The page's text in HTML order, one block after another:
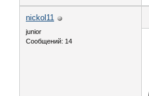
nickol11
junior
Сообщений: 14